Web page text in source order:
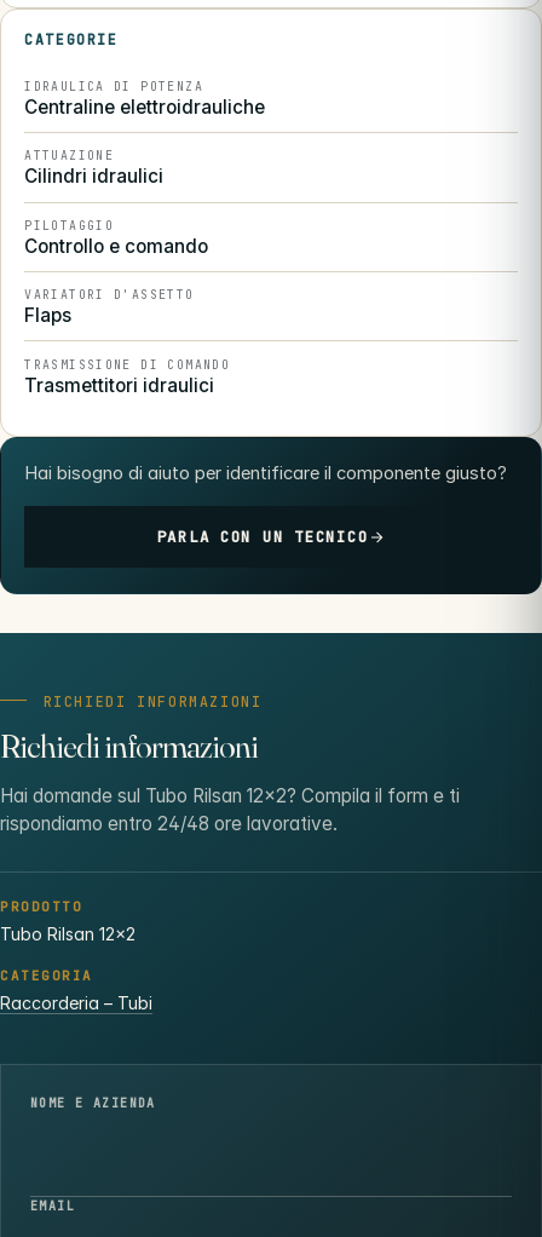
CATEGORIE
IDRAULICA DI POTENZA
Centraline elettroidrauliche
ATTUAZIONE
Cilindri idraulici
PILOTAGGIO
Controllo e comando
VARIATORI D'ASSETTO
Flaps
TRASMISSIONE DI COMANDO
Trasmettitori idraulici
Hai bisogno di aiuto per identificare il componente giusto?
PARLA CON UN TECNICO
RICHIEDI INFORMAZIONI
Richiedi informazioni
Hai domande sul Tubo Rilsan 12×2? Compila il form e ti
rispondiamo entro 24/48 ore lavorative.
PRODOTTO
Tubo Rilsan 12×2
CATEGORIA
Raccorderia – Tubi
NOME E AZIENDA
EMAIL